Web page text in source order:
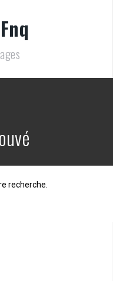
recherche.